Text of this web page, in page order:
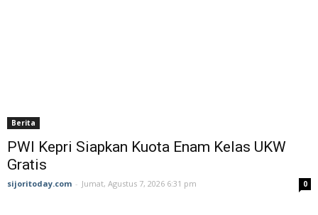
Berita
PWI Kepri Siapkan Kuota Enam Kelas UKW
Gratis
sijoritoday.com - Jumat, Agustus 7, 2026 6:31 pm 0